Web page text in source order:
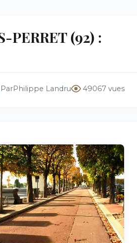
PERRET (92) :
ParPhilippe Landru 49067 vues